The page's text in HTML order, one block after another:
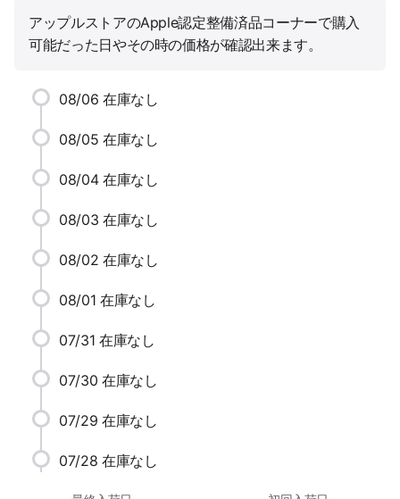
アップルストアのApple認定整備済品コーナーで購入
可能だった日やその時の価格が確認出来ます。
08/06 在庫なし
08/05 在庫なし
08/04 在庫なし
08/03 在庫なし
08/02 在庫なし
08/01 在庫なし
07/31 在庫なし
07/30 在庫なし
07/29 在庫なし
07/28 在庫なし